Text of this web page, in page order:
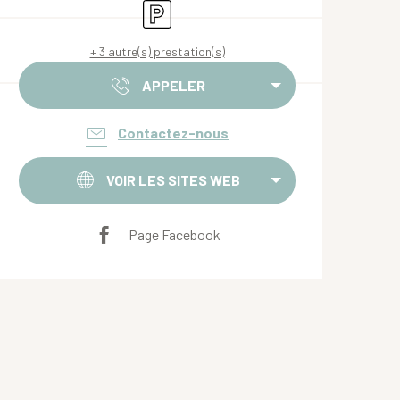
Parking
+ 3 autre(s) prestation(s)
APPELER
Contactez-nous
VOIR LES SITES WEB
Page Facebook